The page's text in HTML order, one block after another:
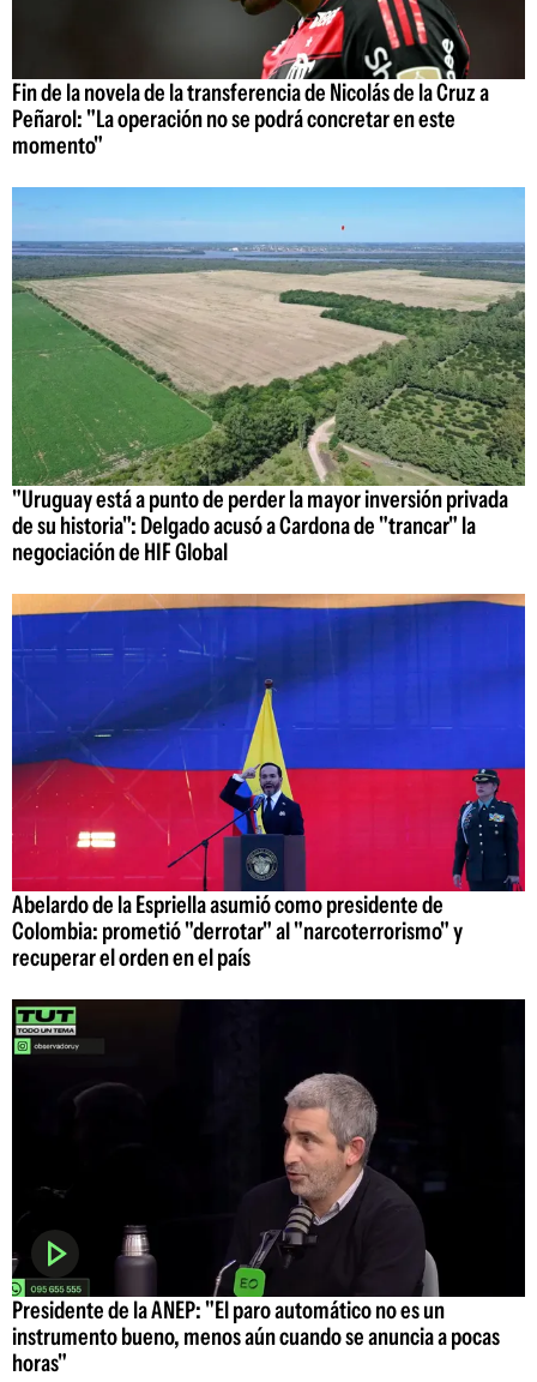
Fin de la novela de la transferencia de Nicolás de la Cruz a
Peñarol: "La operación no se podrá concretar en este
momento"
"Uruguay está a punto de perder la mayor inversión privada
de su historia": Delgado acusó a Cardona de "trancar" la
negociación de HIF Global
Abelardo de la Espriella asumió como presidente de
Colombia: prometió "derrotar" al "narcoterrorismo" y
recuperar el orden en el país
Presidente de la ANEP: "El paro automático no es un
instrumento bueno, menos aún cuando se anuncia a pocas
horas"